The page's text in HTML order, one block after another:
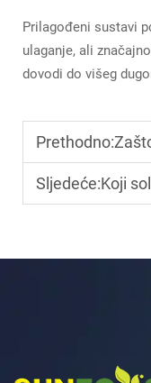
Prilagođeni sustavi
ulaganje, ali
dovodi do višeg
Prethodno:Zašto je
Sljedeće:Koji solarni